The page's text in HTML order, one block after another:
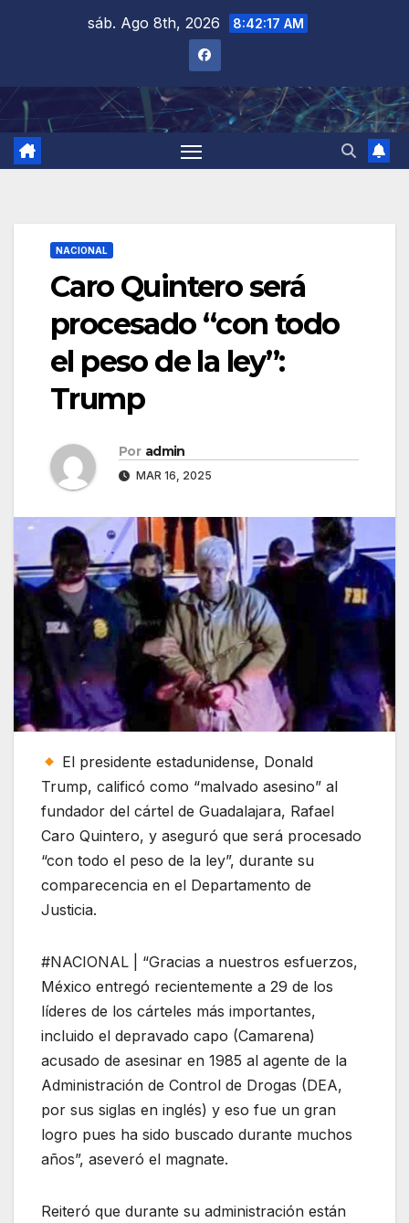
sáb. Ago 8th, 2026 8:42:18 AM
NACIONAL
Caro Quintero será
procesado “con todo
el peso de la ley”:
Trump
Por admin
MAR 16, 2025
El presidente estadunidense, Donald
Trump, calificó como “malvado asesino” al
fundador del cártel de Guadalajara, Rafael
Caro Quintero, y aseguró que será procesado
“con todo el peso de la ley”, durante su
comparecencia en el Departamento de
Justicia.
#NACIONAL | “Gracias a nuestros esfuerzos,
México entregó recientemente a 29 de los
líderes de los cárteles más importantes,
incluido el depravado capo (Camarena)
acusado de asesinar en 1985 al agente de la
Administración de Control de Drogas (DEA,
por sus siglas en inglés) y eso fue un gran
logro pues ha sido buscado durante muchos
años”, aseveró el magnate.
Reiteró que durante su administración están